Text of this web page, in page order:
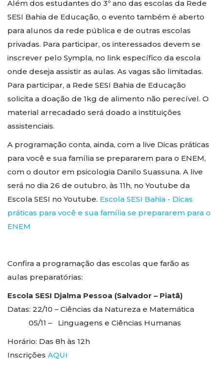
Além dos estudantes do 3º ano das escolas da Rede
SESI Bahia de Educação, o evento também é aberto
para alunos da rede pública e de outras escolas
privadas. Para participar, os interessados devem se
inscrever pelo Sympla, no link específico da escola
onde deseja assistir as aulas. As vagas são limitadas.
Para participar, a Rede SESI Bahia de Educação
solicita a doação de 1kg de alimento não perecível. O
material arrecadado será doado a instituições
assistenciais.
A programação conta, ainda, com a live Dicas práticas
para você e sua família se prepararem para o ENEM,
com o doutor em psicologia Danilo Suassuna. A live
será no dia 26 de outubro, às 11h, no Youtube da
Escola SESI no Youtube. Escola SESI Bahia - Dicas
práticas para você e sua família se prepararem para o
ENEM
Confira a programação das escolas que farão as
aulas preparatórias:
Escola SESI Djalma Pessoa (Salvador – Piatã)
Datas: 22/10 – Ciências da Natureza e Matemática
05/11 – Linguagens e Ciências Humanas
Horário: Das 8h às 12h
Inscrições AQUI